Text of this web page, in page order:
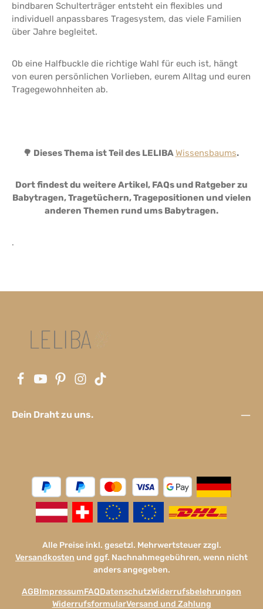
bindbaren Schulterträger entsteht ein flexibles und
individuell anpassbares Tragesystem, das viele Familien
über Jahre begleitet.
Ob eine Halfbuckle die richtige Wahl für euch ist, hängt
von euren persönlichen Vorlieben, eurem Alltag und euren
Tragegewohnheiten ab.
🌳 Dieses Thema ist Teil des LELIBAWissensbaums.
Dort findest du weitere Artikel, FAQs und Ratgeber zu
Babytragen, Tragetüchern, Tragepositionen und vielen
anderen Themen rund ums Babytragen.
.
Dein Draht zu uns.
Alle Preise inkl. gesetzl. Mehrwertsteuer zzgl.
Versandkosten und ggf. Nachnahmegebühren, wenn nicht
anders angegeben.
AGBImpressumFAQDatenschutzWiderrufsbelehrungen
WiderrufsformularVersand und Zahlung